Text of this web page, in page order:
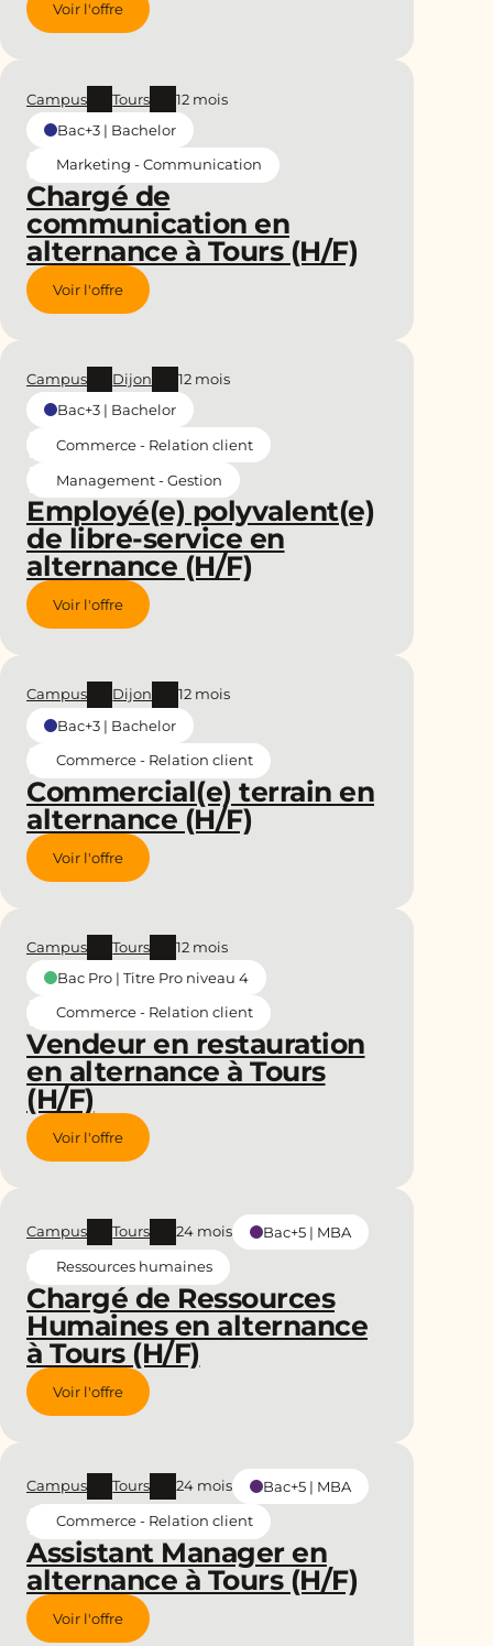
Voir l'offre
Chargé de
communication en
alternance à Tours (H/F)
Campus Tours
12 mois
Bac+3 | Bachelor
Marketing - Communication
Voir l'offre
Employé(e) polyvalent(e)
de libre-service en
alternance (H/F)
Campus Dijon
12 mois
Bac+3 | Bachelor
Commerce - Relation client
Management - Gestion
Voir l'offre
Commercial(e) terrain en
alternance (H/F)
Campus Dijon
12 mois
Bac+3 | Bachelor
Commerce - Relation client
Voir l'offre
Vendeur en restauration
en alternance à Tours
(H/F)
Campus Tours
12 mois
Bac Pro | Titre Pro niveau 4
Commerce - Relation client
Voir l'offre
Chargé de Ressources
Humaines en alternance
à Tours (H/F)
Campus Tours 24 mois
Bac+5 | MBA
Ressources humaines
Voir l'offre
Assistant Manager en
alternance à Tours (H/F)
Campus Tours 24 mois
Bac+5 | MBA
Commerce - Relation client
Voir l'offre